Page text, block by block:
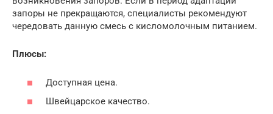
запоры не прекращаются, специалисты рекомендуют
чередовать данную смесь с кисломолочным питанием.
Плюсы:
Доступная цена.
Швейцарское качество.